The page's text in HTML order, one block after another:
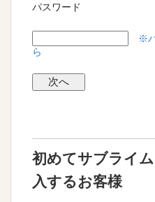
パスワード
※
ら
初めてサブライ
入するお客様